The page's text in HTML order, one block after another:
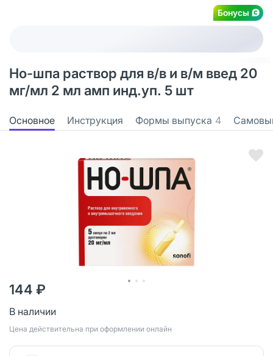
Бонусы
Но-шпа раствор для в/в и в/м введ 20
мг/мл 2 мл амп инд.уп. 5 шт
Основное Инструкция Формы выпуска 4
144 ₽
В наличии
Цена действительна при оформлении онлайн